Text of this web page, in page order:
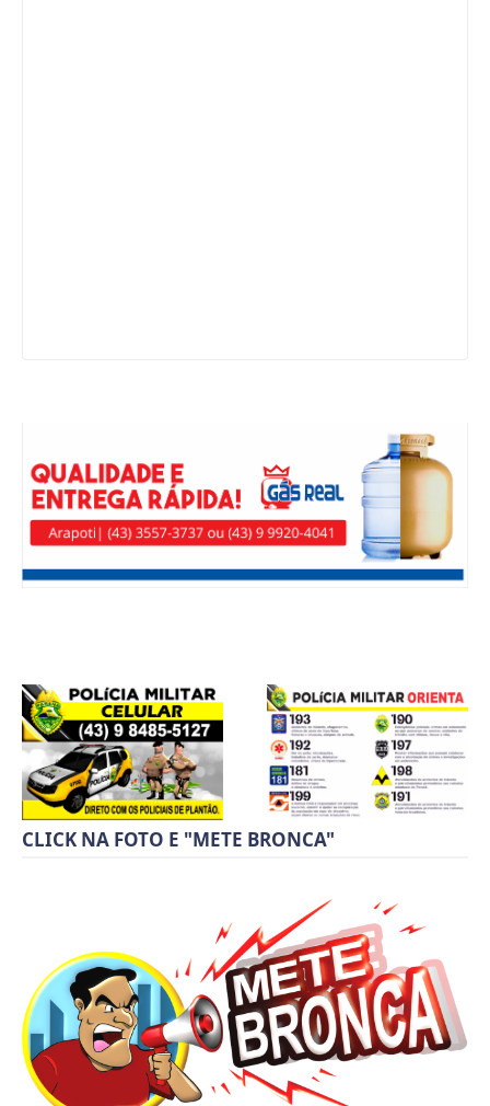
CLICK NA FOTO E "METE BRONCA"